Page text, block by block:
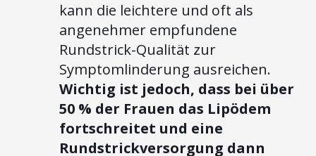
kann die leichtere und oft als
angenehmer empfundene
Rundstrick-Qualität zur
Symptomlinderung ausreichen.
Wichtig ist jedoch, dass bei über
50 % der Frauen das Lipödem
fortschreitet und eine
Rundstrickversorgung dann